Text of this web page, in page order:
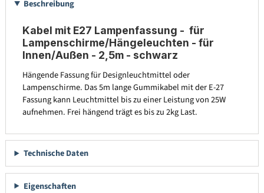
Beschreibung
Kabel mit E27 Lampenfassung - für
Lampenschirme/Hängeleuchten - für
Innen/Außen - 2,5m - schwarz
Hängende Fassung für Designleuchtmittel oder
Lampenschirme. Das 5m lange Gummikabel mit der E-27
Fassung kann Leuchtmittel bis zu einer Leistung von 25W
aufnehmen. Frei hängend trägt es bis zu 2kg Last.
Technische Daten
Eigenschaften